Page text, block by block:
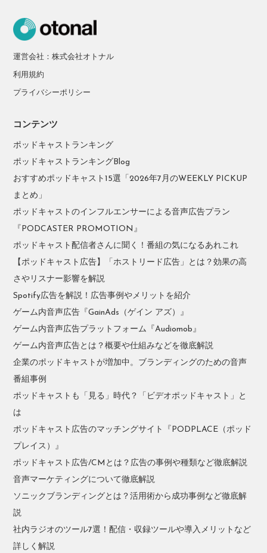
運営会社：株式会社オトナル
利用規約
プライバシーポリシー
コンテンツ
ポッドキャストランキング
ポッドキャストランキングBlog
おすすめポッドキャスト15選「2026年7月のWEEKLY PICKUP
まとめ」
ポッドキャストのインフルエンサーによる音声広告プラン
『PODCASTER PROMOTION』
ポッドキャスト配信者さんに聞く！番組の気になるあれこれ
【ポッドキャスト広告】「ホストリード広告」とは？効果の高
さやリスナー影響を解説
Spotify広告を解説！広告事例やメリットを紹介
ゲーム内音声広告『GainAds（ゲイン アズ）』
ゲーム内音声広告プラットフォーム『Audiomob』
ゲーム内音声広告とは？概要や仕組みなどを徹底解説
企業のポッドキャストが増加中。ブランディングのための音声
番組事例
ポッドキャストも「見る」時代？「ビデオポッドキャスト」と
は
ポッドキャスト広告のマッチングサイト『PODPLACE（ポッド
プレイス）』
ポッドキャスト広告/CMとは？広告の事例や種類など徹底解説
音声マーケティングについて徹底解説
ソニックブランディングとは？活用術から成功事例など徹底解
説
社内ラジオのツール7選！配信・収録ツールや導入メリットなど
詳しく解説